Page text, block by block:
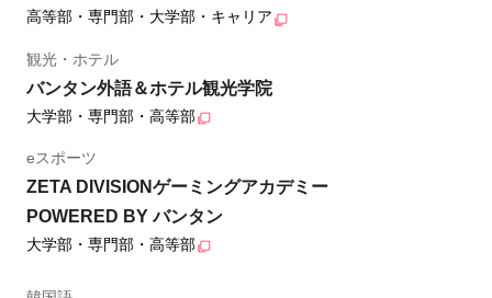
高等部・専門部・大学部・キャリア
観光・ホテル
バンタン外語＆ホテル観光学院
大学部・専門部・高等部
eスポーツ
ZETA DIVISIONゲーミングアカデミー
POWERED BY バンタン
大学部・専門部・高等部